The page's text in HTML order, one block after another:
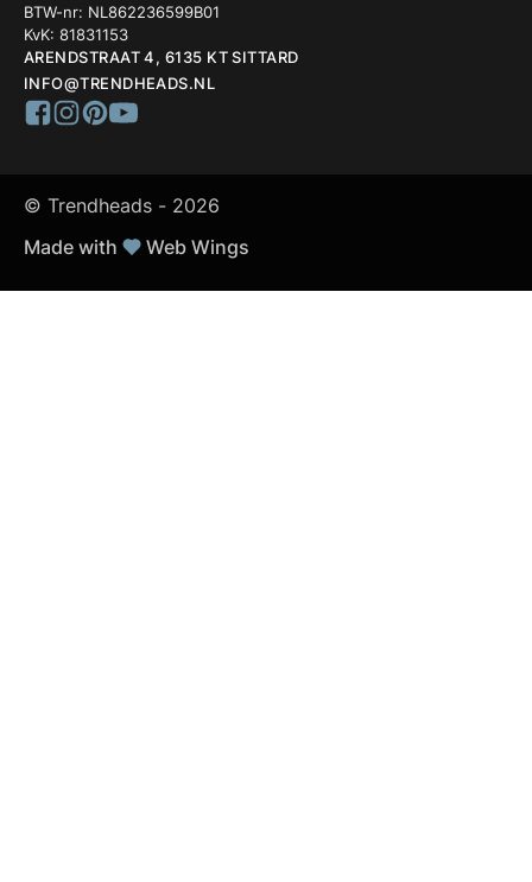
BTW-nr: NL862236599B01
KvK: 81831153
ARENDSTRAAT 4, 6135 KT SITTARD
INFO@TRENDHEADS.NL
© Trendheads - 2026
Made with
Web Wings